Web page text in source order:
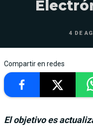
4 DE
Compartir en redes
El objetivo es